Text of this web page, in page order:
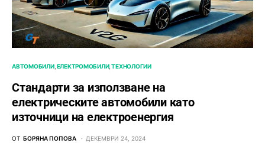
АВТОМОБИЛИ ЕЛЕКТРОМОБИЛИ ТЕХНОЛОГИИ
Стандарти за използване на
електрическите автомобили като
източници на електроенергия
ОТ БОРЯНА ПОПОВА ДЕКЕМВРИ 24, 2024